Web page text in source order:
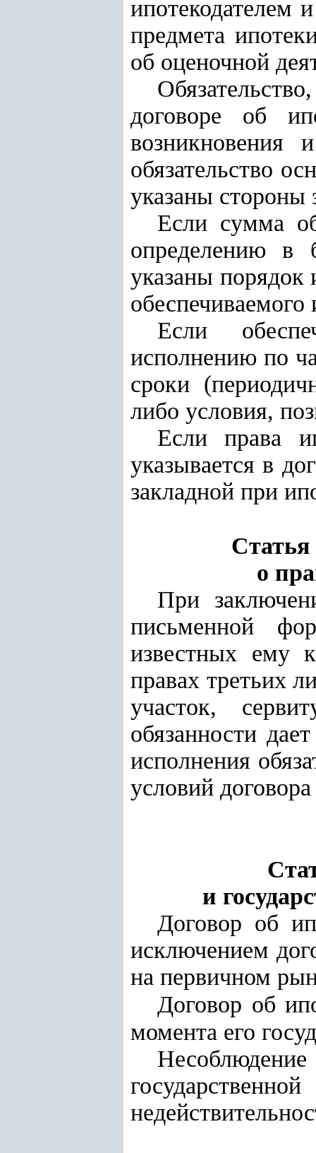
ипотекодателем
предмета
об оценочной
договоре об
возникновения
обязательство
указаны стороны
Если сумма
определению в
указаны
обеспечиваемого
Если
исполнению по
сроки
либо условия,
Если права
указывается в
закладной при
Статья
о
При
письменной
известных ему
правах третьих
участок,
обязанности
исполнения
условий
и
Договор об
исключением
на первичном
Договор об
момента его